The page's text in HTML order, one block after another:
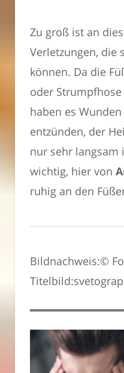
Zu groß ist an
Verletzungen, die
können. Da die
oder
haben es
entzünden, der
nur sehr langsam
wichtig, hier von
ruhig an den
Bildnachweis:©